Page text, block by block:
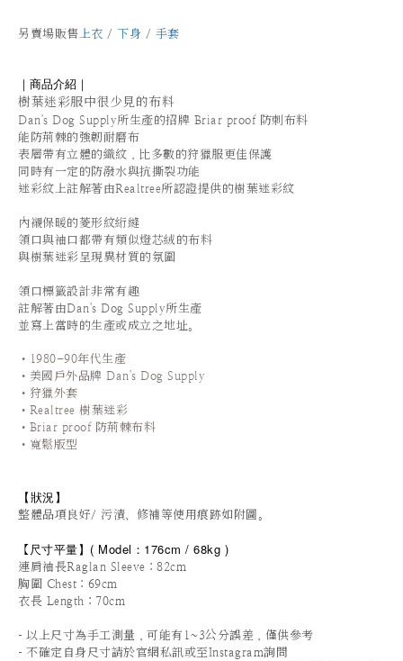
另賣場販售上衣 / 下身 / 手套
｜商品介紹｜
樹葉迷彩服中很少見的布料
Dan's Dog Supply所生產的招牌 Briar proof 防刺布料
能防荊棘的強韌耐磨布
表層帶有立體的織紋， 比多數的狩獵服更佳保護
同時有一定的防潑水與抗撕裂功能
迷彩紋上註解著由Realtree所認證提供的樹葉迷彩紋
內襯保暖的菱形紋絎縫
領口與袖口都帶有類似燈芯絨的布料
與樹葉迷彩呈現異材質的氛圍
領口標籤設計非常有趣
註解著由Dan's Dog Supply所生產
並寫上當時的生產或成立之地址。
•1980-90年代生產
•美國戶外品牌 Dan's Dog Supply
•狩獵外套
•Realtree 樹葉迷彩
•Briar proof 防荊棘布料
•寬鬆版型
【狀況】
整體品項良好/ 污漬、修補等使用痕跡如附圖。
【 尺寸平量】 ( Model：176cm / 68kg )
連肩袖長Raglan Sleeve：82cm
胸圍 Chest：69cm
衣長 Length：70cm
- 以上尺寸為手工測量，可能有1~3公分誤差，僅供參考
- 不確定自身尺寸請於官網私訊或至Instagram詢問